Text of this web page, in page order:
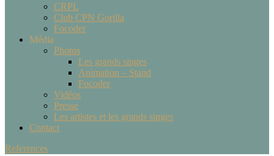
CRPL
Club CPN Gorilla
Focoder
Média
Photos
Les grands singes
Animation – Stand
Focoder
Vidéos
Presse
Les artistes et les grands singes
Contact
References